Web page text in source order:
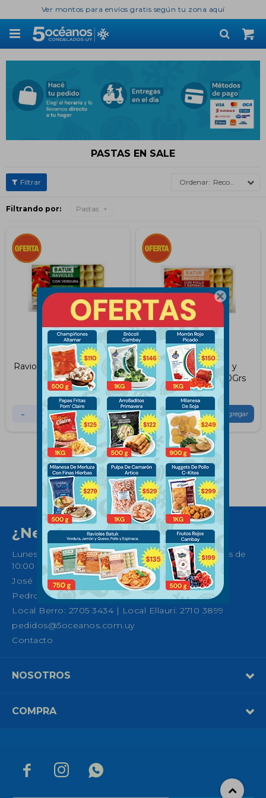

Ver montos para envíos gratis según tu zona aquí

PASTAS EN SALE
Recomendados
Filtrando por: Pastas
Ravioles de Verdura Batuk
750Grs
135 $ 145
- +
Ravioles de Pollo y
Espinaca Batuk 750Grs
$ 135 $ 145
- +
  
¿Necesitas ayuda?
Lunes a Sábados de 08:30 a 21:00 horas y Domingos de
10:00 a 14:00
José Ellauri 558, Montevideo
Pedro Fco. Berro 1039, Montevideo
Local Berro: 2705 3434 | Local Ellauri: 2710 3899
pedidos@5oceanos.com.uy
Contacto
NOSOTROS
COMPRA